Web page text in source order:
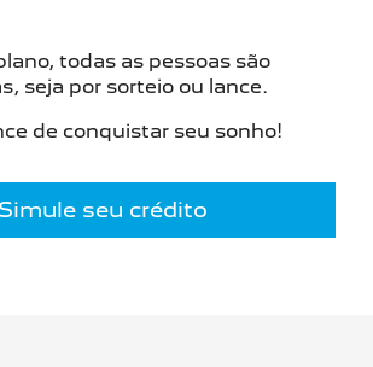
todas as pessoas são
seja por sorteio ou lance.
de conquistar seu sonho!
Simule seu crédito